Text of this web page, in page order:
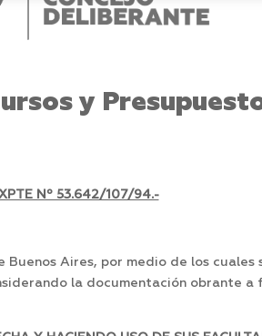
y
Nº 53.642/107/94.-
Buenos Aires, por medio de los
la documentación obrante a